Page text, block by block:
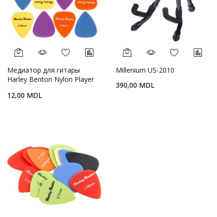
Медиатор для гитары
Harley Benton Nylon Player
12,00 MDL
Millenium US-2010
390,00 MDL